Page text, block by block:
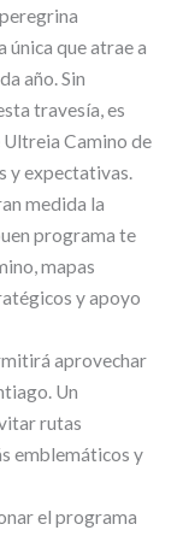
única que atrae a
año. Sin
travesía, es
Camino de
y expectativas.
medida la
programa te
mapas
y apoyo
aprovechar
Un
rutas
emblemáticos y
el programa